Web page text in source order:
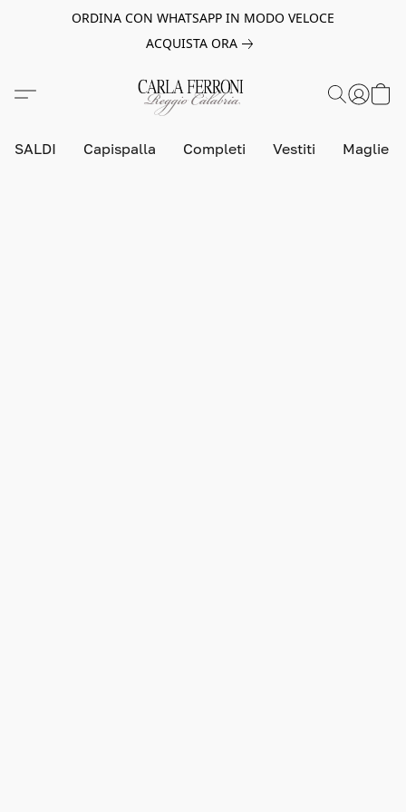
ORDINA CON WHATSAPP IN MODO VELOCE
ACQUISTA ORA
SALDI Capispalla Completi Vestiti Maglie e